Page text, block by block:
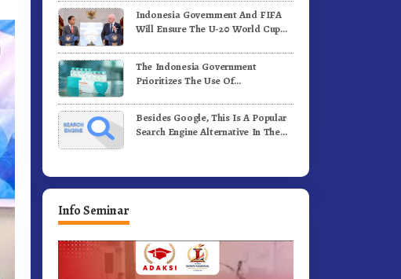
Indonesia Government And FIFA
Will Ensure The U-20 World Cup
Standards
The Indonesia Government
Prioritizes The Use Of
Vaccines
Besides Google, This Is A Popular
Search Engine Alternative In The
Info Seminar